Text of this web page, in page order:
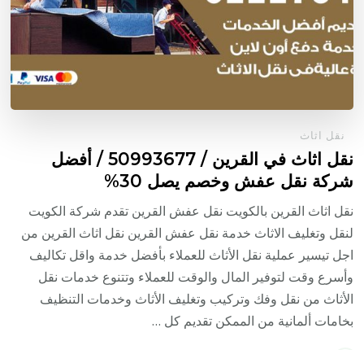
نقل اثاث
نقل اثاث في القرين / 50993677 / أفضل
شركة نقل عفش وخصم يصل 30%
نقل اثاث القرين بالكويت نقل عفش القرين تقدم شركة الكويت
لنقل وتغليف الاثاث خدمة نقل عفش القرين نقل اثاث القرين من
اجل تيسير عملية نقل الأثاث للعملاء بأفضل خدمة واقل تكاليف
وأسرع وقت لتوفير المال والوقت للعملاء وتتنوع خدمات نقل
الأثاث من نقل وفك وتركيب وتغليف الأثاث وخدمات التنظيف
بخامات ألمانية من الممكن تقديم كل …